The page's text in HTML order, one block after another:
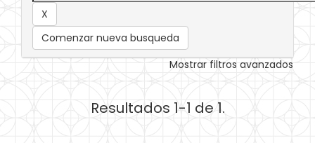
Comenzar nueva busqueda
Mostrar filtros avanzados
Resultados 1-1 de 1.